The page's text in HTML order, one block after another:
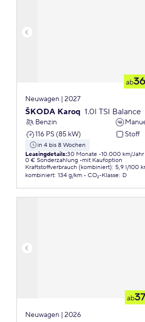
ab
Neuwagen | 2027
ŠKODA Karoq 1.0l TSI Balance
Benzin
116 PS (85 kW)
Stoff
in 4 bis 8 Wochen
Leasingdetails:30 Monate 10.000 km/Jahr
0 € Sonderzahlung
mit Kaufoption
Kraftstoffverbrauch (kombiniert): 5,9 l/100
kombiniert: 134 g/km CO₂-Klasse: D
ab
Neuwagen | 2026